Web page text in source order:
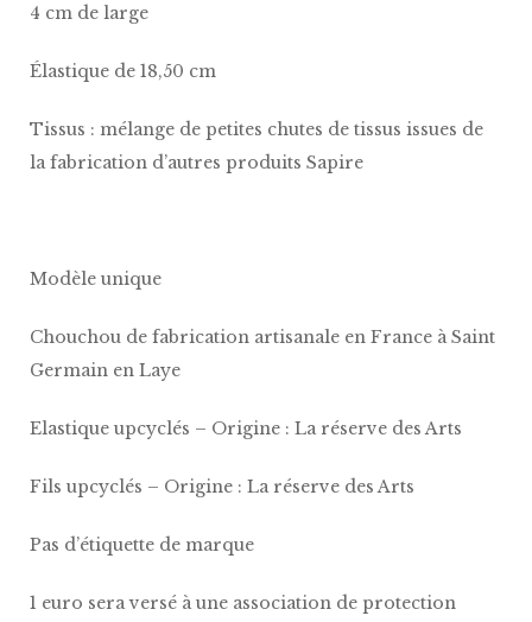
4 cm de large
Élastique de 18,50 cm
Tissus : mélange de petites chutes de tissus issues de
la fabrication d’autres produits Sapire
Modèle unique
Chouchou de fabrication artisanale en France à Saint
Germain en Laye
Elastique upcyclés – Origine : La réserve des Arts
Fils upcyclés – Origine : La réserve des Arts
Pas d’étiquette de marque
1 euro sera versé à une association de protection